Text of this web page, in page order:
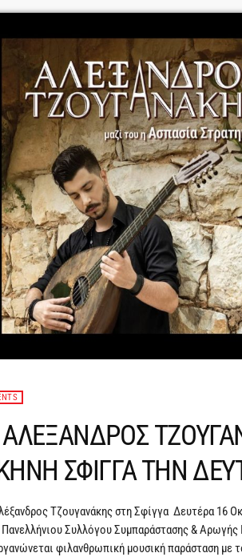
ΣΦΙΓΓΑ ΤΗΝ
Τζουγανάκης στη Σφίγγα Δευτέρα 16
Συλλόγου Συμπαράστασης &
φιλανθρωπική μουσική παράσταση με